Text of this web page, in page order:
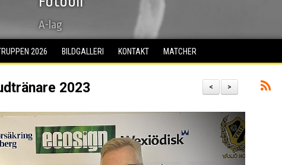
A-lag
2026 BILDGALLERI KONTAKT MATCHER
>
<
2023